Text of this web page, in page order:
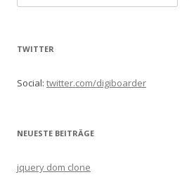
u
h
n
c
:
TWITTER
Social: twitter.com/digiboarder
NEUESTE BEITRÄGE
jquery dom clone